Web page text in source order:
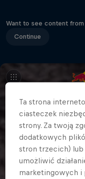
Want to see content
Continue
Ta strona
ciasteczek
strony. Za twoją
dodatkowych
stron trzecich)
umożliwić
marketingowych i